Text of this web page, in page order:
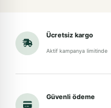
Ücretsiz kargo
Aktif kampanya limitinde
Güvenli ödeme